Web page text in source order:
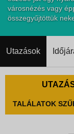
városnézés vagy
összegyűjtöttük
Utazások
TALÁLATOK